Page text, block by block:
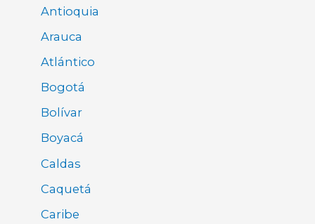
Antioquia
Arauca
Atlántico
Bogotá
Bolívar
Boyacá
Caldas
Caquetá
Caribe